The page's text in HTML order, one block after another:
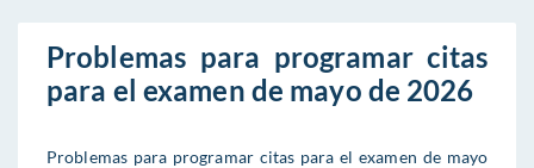
Problemas para programar citas
para el examen de mayo de 2026
Problemas para programar citas para el examen de mayo